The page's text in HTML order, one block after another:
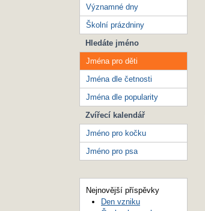
Významné dny
Školní prázdniny
Hledáte jméno
Jména pro děti
Jména dle četnosti
Jména dle popularity
Zvířecí kalendář
Jméno pro kočku
Jméno pro psa
Nejnovější příspěvky
Den vzniku